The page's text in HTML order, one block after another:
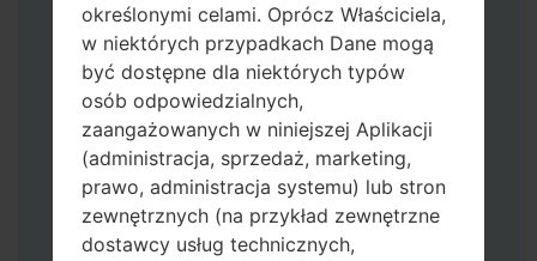
Pobierz na swój komputer najnowszą
wersjęOdin 3.
Następnie wyodrębnij plik
oprogramowania układowego.
Powinieneś otrzymać 1 plik (jeśli 1 plik
wybierz tutaj) lub 5 plików (jeśli 5 plików
określonymi celami. Oprócz Właściciela,
w niektórych przypadkach Dane mogą
być dostępne dla niektórych typów
osób odpowiedzialnych,
zaangażowanych w niniejszej Aplikacji
(administracja, sprzedaż, marketing,
prawo, administracja systemu) lub stron
zewnętrznych (na przykład zewnętrzne
dostawcy usług technicznych,